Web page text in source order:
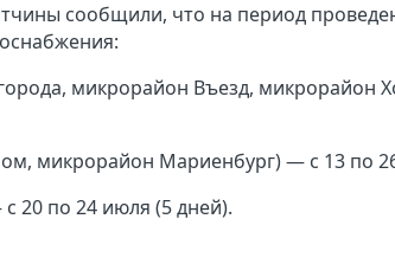
сообщили, что на период
микрорайон Въезд, микрорайон
микрорайон Мариенбург) — с 13 по
20 по 24 июля (5 дней).